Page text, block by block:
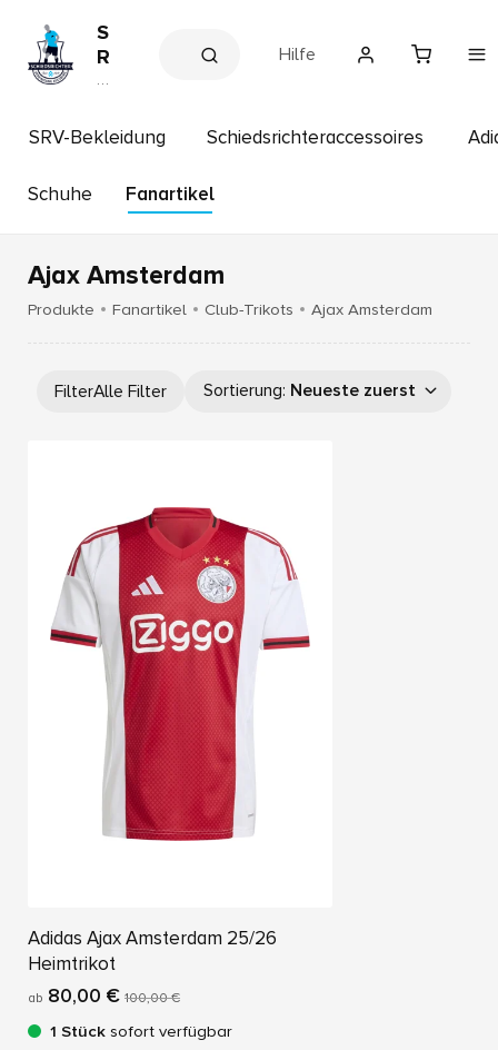
S
R
V
u
g
n
Hilfe
SRV-Bekleidung Schiedsrichteraccessoires
Schuhe Fanartikel
Ajax Amsterdam
Produkte Fanartikel Club-Trikots Ajax Amsterdam
FilterAlle Filter Sortierung: Neueste zuerst
Adidas Ajax Amsterdam 25/26
Heimtrikot
ab 80,00 € 100,00 €
1 Stück sofort verfügbar